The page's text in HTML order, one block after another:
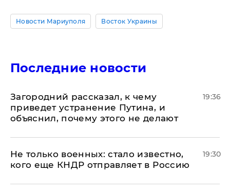
Новости Мариуполя Восток Украины
Последние новости
Загородний рассказал, к чему
приведет устранение Путина, и
объяснил, почему этого не делают
19:36
Не только военных: стало известно,
кого еще КНДР отправляет в Россию
19:30